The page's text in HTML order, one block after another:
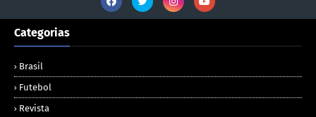
Categorias
Brasil
Futebol
Revista